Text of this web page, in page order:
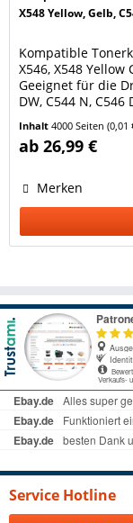
X548 Yellow, Gelb,
Kompatible
X546, X548 Yellow
Geeignet für die
DW, C544 N, C546
C544 DN, C544
Original Lexmark
Inhalt4000 Seiten(0,01
ab 26,99 €
Merken
Service Hotline